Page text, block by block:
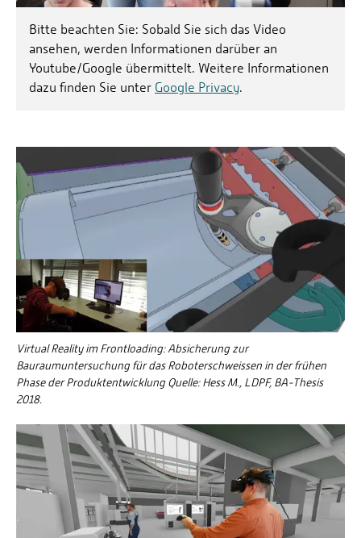
Bitte beachten Sie: Sobald Sie sich das Video
ansehen, werden Informationen darüber an
Youtube/Google übermittelt. Weitere Informationen
dazu finden Sie unter Google Privacy.
Virtual Reality im Frontloading: Absicherung zur
Bauraumuntersuchung für das Roboterschweissen in der frühen
Phase der Produktentwicklung Quelle: Hess M., LDPF, BA-Thesis
2018.